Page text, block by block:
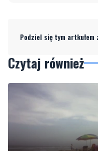
Podziel się tym artkułem
Czytaj również